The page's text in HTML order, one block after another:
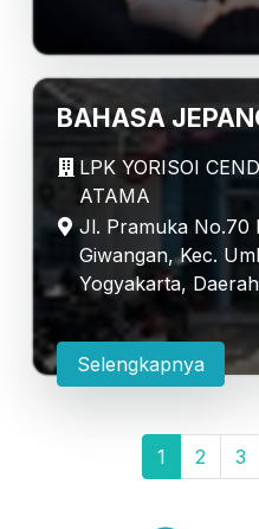
BAHASA
LPK YORISOI
ATAMA
Jl. Pramuka No.70
Giwangan, Kec.
Yogyakarta,
Selengkapnya
1 2 3